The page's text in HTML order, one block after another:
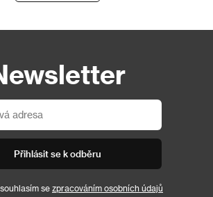
Přihlásit se k odběru
se zpracováním osobních údajů